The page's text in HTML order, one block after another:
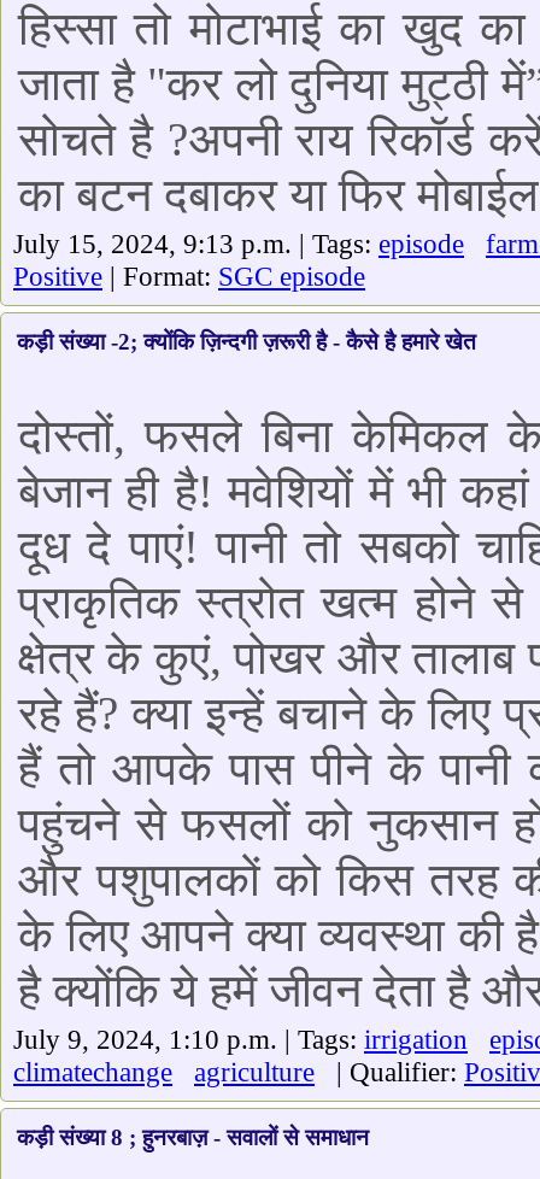
हिस्सा तो मोटाभाई का खुद
जाता है "कर लो दुनिया मुट्ठी
सोचते है ?अपनी राय रिकॉर्ड
का बटन दबाकर या फिर
July 15, 2024, 9:13 p.m. | Tags: episode
Positive | Format: SGC episode
कड़ी संख्या -2; क्योंकि ज़िन्दगी ज़रूरी है - कैसे है हमारे खेत
दोस्तों, फसले बिना केमिकल के
बेजान ही है! मवेशियों में भी
दूध दे पाएं! पानी तो सबको
प्राकृतिक स्त्रोत खत्म होने
क्षेत्र के कुएं, पोखर और
रहे हैं? क्या इन्हें बचाने के लिए
हैं तो आपके पास पीने के पानी
पहुंचने से फसलों को नुकसान हो
और पशुपालकों को किस तरह
के लिए आपने क्या व्यवस्था की है
है क्योंकि ये हमें जीवन देता है
July 9, 2024, 1:10 p.m. | Tags: irrigation
climatechange
agriculture | Qualifier:
कड़ी संख्या 8 ; हुनरबाज़ - सवालों से समाधान